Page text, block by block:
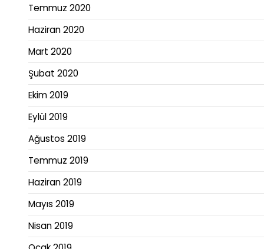
Temmuz 2020
Haziran 2020
Mart 2020
Şubat 2020
Ekim 2019
Eylül 2019
Ağustos 2019
Temmuz 2019
Haziran 2019
Mayıs 2019
Nisan 2019